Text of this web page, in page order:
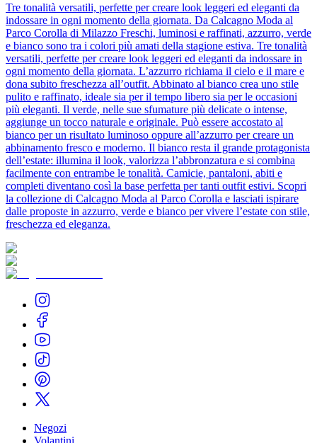
Tre tonalità versatili, perfette per creare look leggeri ed eleganti da
indossare in ogni momento della giornata. Da Calcagno Moda al
Parco Corolla di Milazzo Freschi, luminosi e raffinati, azzurro, verde
e bianco sono tra i colori più amati della stagione estiva. Tre tonalità
versatili, perfette per creare look leggeri ed eleganti da indossare in
ogni momento della giornata. L’azzurro richiama il cielo e il mare e
dona subito freschezza all’outfit. Abbinato al bianco crea uno stile
pulito e raffinato, ideale sia per il tempo libero sia per le occasioni
più eleganti. Il verde, nelle sue sfumature più delicate o intense,
aggiunge un tocco naturale e originale. Può essere accostato al
bianco per un risultato luminoso oppure all’azzurro per creare un
abbinamento fresco e moderno. Il bianco resta il grande protagonista
dell’estate: illumina il look, valorizza l’abbronzatura e si combina
facilmente con entrambe le tonalità. Camicie, pantaloni, abiti e
completi diventano così la base perfetta per tanti outfit estivi. Scopri
la collezione di Calcagno Moda al Parco Corolla e lasciati ispirare
dalle proposte in azzurro, verde e bianco per vivere l’estate con stile,
freschezza ed eleganza.
Negozi
Volantini